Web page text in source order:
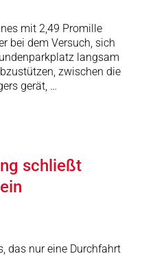
mit 2,49 Promille
bei dem Versuch, sich
langsam
zwischen die
gerät, …
schließt
das nur eine Durchfahrt